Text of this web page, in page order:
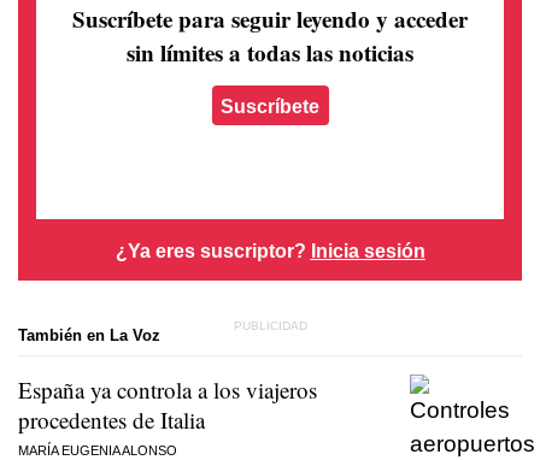
Suscríbete para seguir leyendo y acceder
sin límites a todas las noticias
Suscríbete
¿Ya eres suscriptor? Inicia sesión
También en La Voz
España ya controla a los viajeros
procedentes de Italia
MARÍA EUGENIA ALONSO